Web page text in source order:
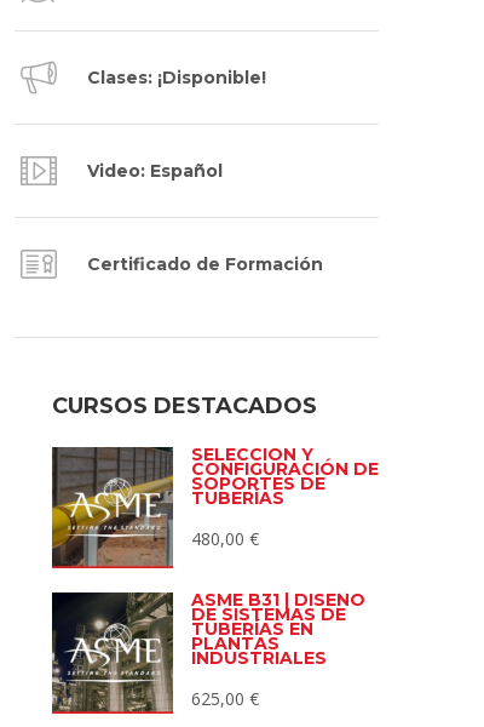
Clases: ¡Disponible!
Video: Español
Certificado de Formación
CURSOS DESTACADOS
SELECCIÓN Y
CONFIGURACIÓN DE
SOPORTES DE
TUBERÍAS
480,00 €
ASME B31 | DISEÑO
DE SISTEMAS DE
TUBERÍAS EN
PLANTAS
INDUSTRIALES
625,00 €